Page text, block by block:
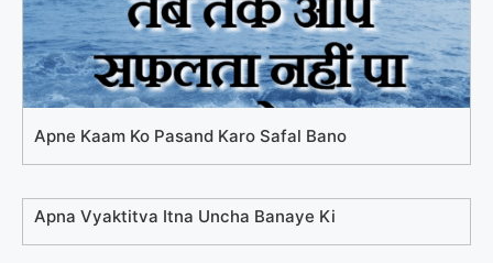
Apne Kaam Ko Pasand Karo Safal Bano
Apna Vyaktitva Itna Uncha Banaye Ki